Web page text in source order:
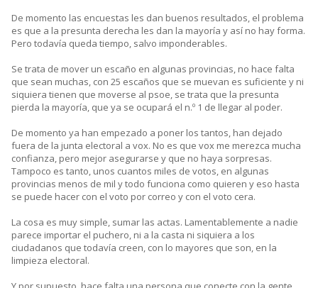
De momento las encuestas les dan buenos resultados, el problema
es que a la presunta derecha les dan la mayoría y así no hay forma.
Pero todavía queda tiempo, salvo imponderables.
Se trata de mover un escaño en algunas provincias, no hace falta
que sean muchas, con 25 escaños que se muevan es suficiente y ni
siquiera tienen que moverse al psoe, se trata que la presunta
pierda la mayoría, que ya se ocupará el n.º 1 de llegar al poder.
De momento ya han empezado a poner los tantos, han dejado
fuera de la junta electoral a vox. No es que vox me merezca mucha
confianza, pero mejor asegurarse y que no haya sorpresas.
Tampoco es tanto, unos cuantos miles de votos, en algunas
provincias menos de mil y todo funciona como quieren y eso hasta
se puede hacer con el voto por correo y con el voto cera.
La cosa es muy simple, sumar las actas. Lamentablemente a nadie
parece importar el puchero, ni a la casta ni siquiera a los
ciudadanos que todavía creen, con lo mayores que son, en la
limpieza electoral.